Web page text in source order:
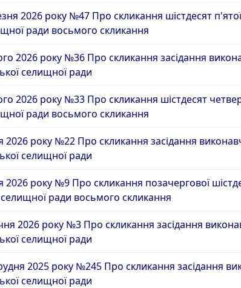
2026 року №47 Про скликання шістдесят п'ятої
ради восьмого скликання
2026 року №36 Про скликання засідання
селищної ради
2026 року №33 Про скликання шістдесят
ради восьмого скликання
2026 року №22 Про скликання засідання
селищної ради
2026 року №9 Про скликання позачергової
селищної ради восьмого скликання
2026 року №3 Про скликання засідання
селищної ради
2025 року №245 Про скликання засідання
селищної ради